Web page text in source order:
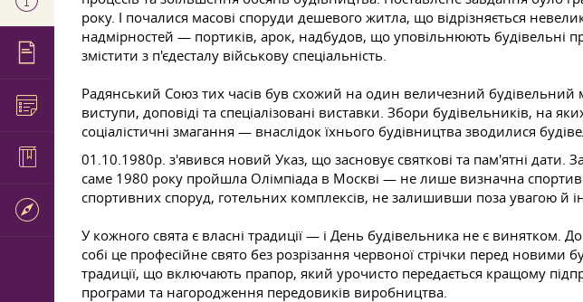
року. І почалися масові споруди дешевого житла, що відрізняється
надмірностей — портиків, арок, надбудов, що уповільнюють будівельні
змістити з п'єдесталу військову спеціальність.
Радянський Союз тих часів був схожий на один величезний
виступи, доповіді та спеціалізовані виставки. Збори будівельників, на
соціалістичні змагання — внаслідок їхнього будівництва зводилися
01.10.1980р. з'явився новий Указ, що засновує святкові та пам'ятні дати.
саме 1980 року пройшла Олімпіада в Москві — не лише визначна
спортивних споруд, готельних комплексів, не залишивши поза увагою й
У кожного свята є власні традиції — і День будівельника не є винятком.
собі це професійне свято без розрізання червоної стрічки перед
традиції, що включають прапор, який урочисто передається кращому
програми та нагородження передовиків виробництва.